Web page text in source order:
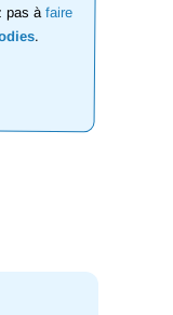
pas àfaire
.